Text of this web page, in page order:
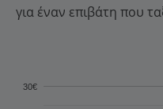
για έναν επιβάτη που
30€